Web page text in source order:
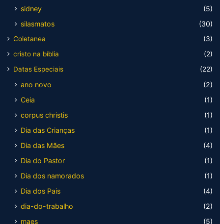
sidney
(5)
silasmatos
(30)
Coletanea
(3)
cristo na bíblia
(2)
Datas Especiais
(22)
ano novo
(2)
Ceia
(1)
corpus christis
(1)
Dia das Crianças
(1)
Dia das Mães
(4)
Dia do Pastor
(1)
Dia dos namorados
(1)
Dia dos Pais
(4)
dia-do-trabalho
(2)
maes
(5)